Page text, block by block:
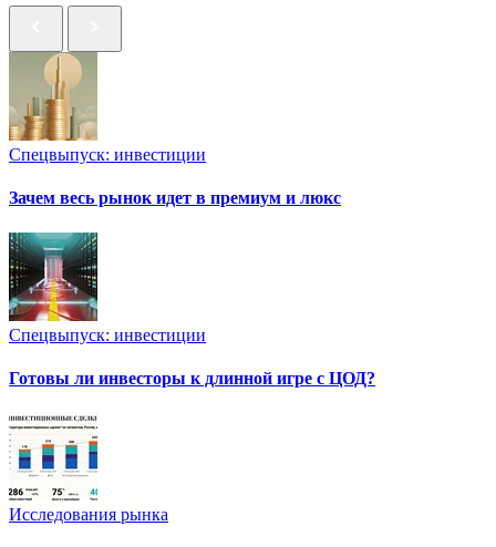
Спецвыпуск: инвестиции
Зачем весь рынок идет в премиум и люкс
Спецвыпуск: инвестиции
Готовы ли инвесторы к длинной игре с ЦОД?
Исследования рынка